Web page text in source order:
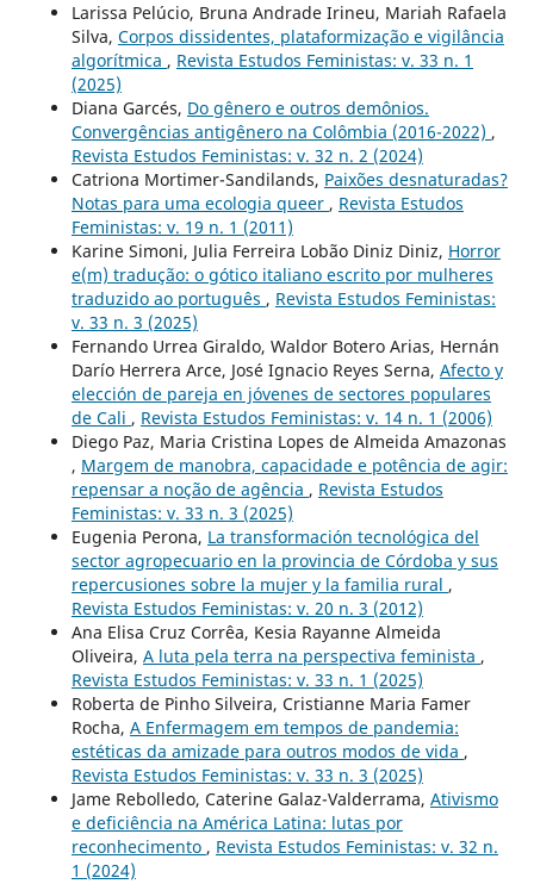
Larissa Pelúcio, Bruna Andrade Irineu, Mariah Rafaela
Silva, Corpos dissidentes, plataformização e vigilância
algorítmica , Revista Estudos Feministas: v. 33 n. 1
(2025)
Diana Garcés, Do gênero e outros demônios.
Convergências antigênero na Colômbia (2016-2022) ,
Revista Estudos Feministas: v. 32 n. 2 (2024)
Catriona Mortimer-Sandilands, Paixões desnaturadas?
Notas para uma ecologia queer , Revista Estudos
Feministas: v. 19 n. 1 (2011)
Karine Simoni, Julia Ferreira Lobão Diniz Diniz, Horror
e(m) tradução: o gótico italiano escrito por mulheres
traduzido ao português , Revista Estudos Feministas:
v. 33 n. 3 (2025)
Fernando Urrea Giraldo, Waldor Botero Arias, Hernán
Darío Herrera Arce, José Ignacio Reyes Serna, Afecto y
elección de pareja en jóvenes de sectores populares
de Cali , Revista Estudos Feministas: v. 14 n. 1 (2006)
Diego Paz, Maria Cristina Lopes de Almeida Amazonas
, Margem de manobra, capacidade e potência de agir:
repensar a noção de agência , Revista Estudos
Feministas: v. 33 n. 3 (2025)
Eugenia Perona, La transformación tecnológica del
sector agropecuario en la provincia de Córdoba y sus
repercusiones sobre la mujer y la familia rural ,
Revista Estudos Feministas: v. 20 n. 3 (2012)
Ana Elisa Cruz Corrêa, Kesia Rayanne Almeida
Oliveira, A luta pela terra na perspectiva feminista ,
Revista Estudos Feministas: v. 33 n. 1 (2025)
Roberta de Pinho Silveira, Cristianne Maria Famer
Rocha, A Enfermagem em tempos de pandemia:
estéticas da amizade para outros modos de vida ,
Revista Estudos Feministas: v. 33 n. 3 (2025)
Jame Rebolledo, Caterine Galaz-Valderrama, Ativismo
e deficiência na América Latina: lutas por
reconhecimento , Revista Estudos Feministas: v. 32 n.
1 (2024)